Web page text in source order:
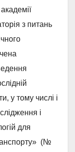
з питань
у тому числі і
і
для
(№